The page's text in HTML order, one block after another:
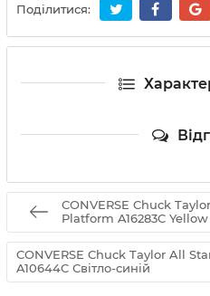
Поділитися:
CONVERSE Chuck
Platform A16283C Yellow
CONVERSE Chuck Taylor All
A10644C Світло-синій